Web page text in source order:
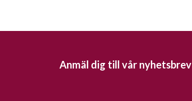
Anmäl dig till vår nyhetsbrev